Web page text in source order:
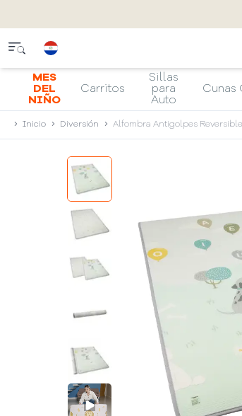
MES
DEL
NIÑO
Carritos
Sillas
para
Auto
Cunas
Inicio Diversión Alfombra Antigolpes Reversible